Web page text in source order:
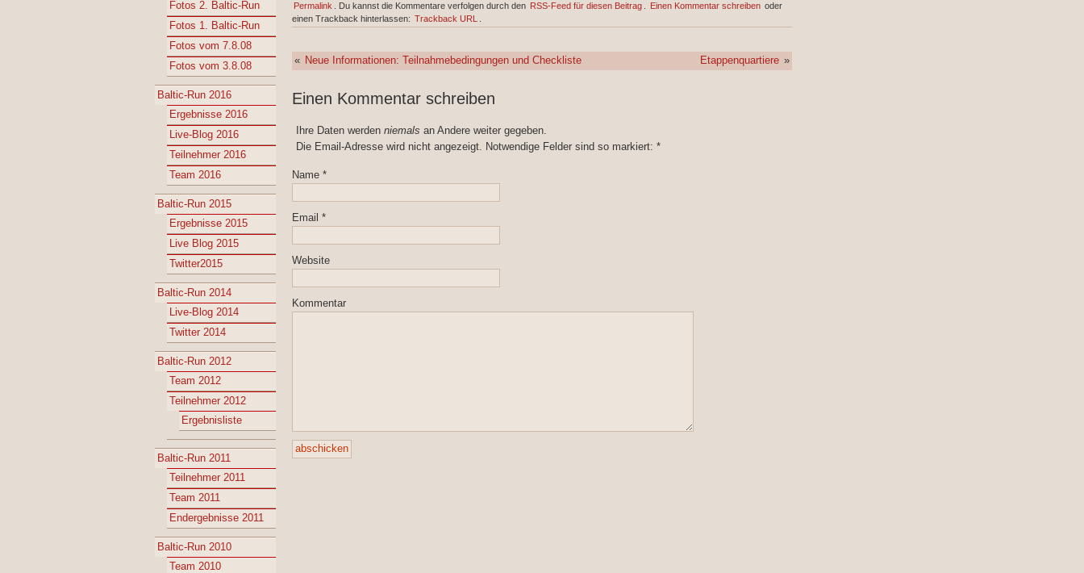
Fotos 2. Baltic-Run
Fotos 1. Baltic-Run
Fotos vom 7.8.08
Fotos vom 3.8.08
Baltic-Run 2016
Ergebnisse 2016
Live-Blog 2016
Teilnehmer 2016
Team 2016
Baltic-Run 2015
Ergebnisse 2015
Live Blog 2015
Twitter2015
Baltic-Run 2014
Live-Blog 2014
Twitter 2014
Baltic-Run 2012
Team 2012
Teilnehmer 2012
Ergebnisliste
Baltic-Run 2011
Teilnehmer 2011
Team 2011
Endergebnisse 2011
Baltic-Run 2010
Team 2010
Permalink . Du kannst die Kommentare verfolgen durch den RSS-Feed für diesen Beitrag . Einen Kommentar schreiben oder
einen Trackback hinterlassen: Trackback URL .
« Neue Informationen: Teilnahmebedingungen und Checkliste Etappenquartiere »
Einen Kommentar schreiben
Ihre Daten werden niemals an Andere weiter gegeben.
Die Email-Adresse wird nicht angezeigt. Notwendige Felder sind so markiert: *
Name *
Email *
Website
Kommentar